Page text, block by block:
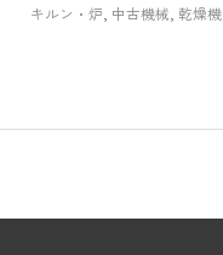
キルン・炉 中古機械 乾燥機